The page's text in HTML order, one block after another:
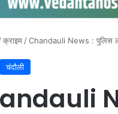
क्राइम /Chandauli News : पुलिस
चंदौली